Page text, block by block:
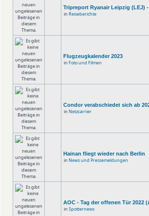
Tripreport Ryanair Leipzig (LEJ)
in Reiseberichte
Flugzeugkalender 2023
in Foto und Filmen
Condor verabschiedet sich ab
in Netzcarrier
Hainan fliegt wieder nach Berlin
in News und Pressemeldungen
AOC - Tag der offenen Tür 2022
in Spotternews